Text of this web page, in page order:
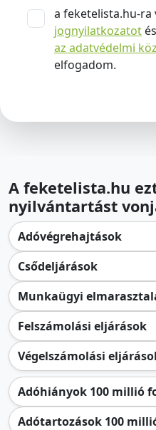
a feketelista.hu-ra
jognyilatkozatot
az adatvédelmi
elfogadom.
A feketelista.hu
nyilvántartást
Adóvégrehajtások
Csődeljárások
Munkaügyi
Felszámolási eljárások
Végelszámolási
Adóhiányok 100 millió
Adótartozások 100